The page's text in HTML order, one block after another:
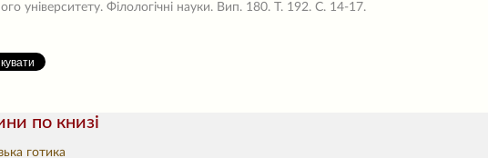
університету. Філологічні науки. Вип. 180. Т. 192. С. 14-17.
по книзі
готика